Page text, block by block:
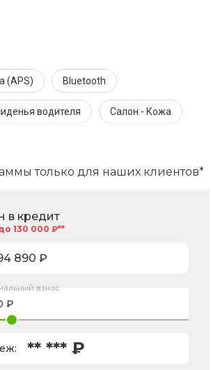
(APS) Bluetooth
водителя Салон - Кожа
Парктроник передний
только для наших клиентов*
в кредит
130 000 ₽**
890 ₽
взнос
** *** ₽